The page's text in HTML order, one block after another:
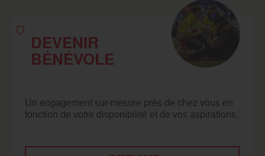
DEVENIR
BÉNÉVOLE
Un engagement sur-mesure près de chez vous en
fonction de votre disponibilité et de vos aspirations.